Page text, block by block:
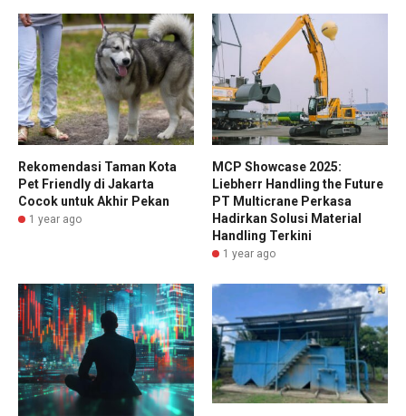
Rekomendasi Taman Kota
Pet Friendly di Jakarta
Cocok untuk Akhir Pekan
1 year ago
MCP Showcase 2025:
Liebherr Handling the Future
PT Multicrane Perkasa
Hadirkan Solusi Material
Handling Terkini
1 year ago